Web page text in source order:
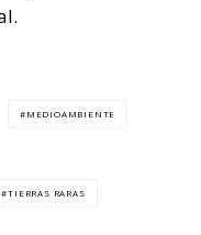
MEDIOAMBIENTE
TIERRAS RARAS